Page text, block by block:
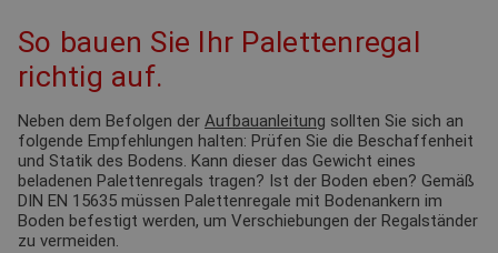
So bauen Sie Ihr Palettenregal
richtig auf.
Neben dem Befolgen der Aufbauanleitung sollten Sie sich an
folgende Empfehlungen halten: Prüfen Sie die Beschaffenheit
und Statik des Bodens. Kann dieser das Gewicht eines
beladenen Palettenregals tragen? Ist der Boden eben? Gemäß
DIN EN 15635 müssen Palettenregale mit Bodenankern im
Boden befestigt werden, um Verschiebungen der Regalständer
zu vermeiden.